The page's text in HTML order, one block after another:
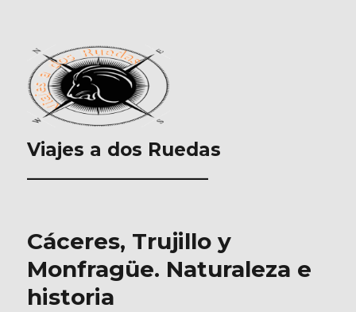
Viajes a dos Ruedas
___________________
Cáceres, Trujillo y
Monfragüe. Naturaleza e
historia